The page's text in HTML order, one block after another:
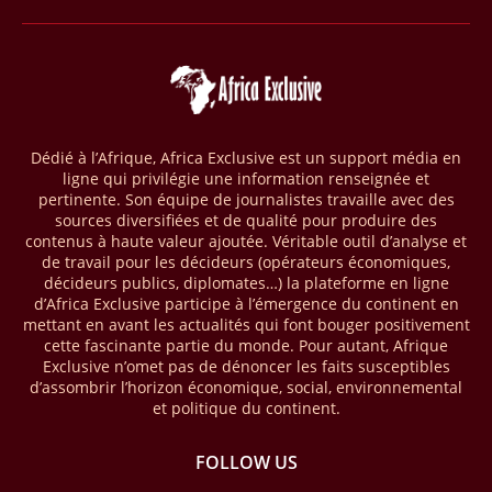
Selon le rapport publié par l’Association mondiale des opérateurs de
par les comptes de mobile money en Afrique au cours de l'année
2025, en hausse d'environ 27 % par rapport à 2024. Le rapport intitulé
« The State of the Industry Report on Mobile Money 2026 » précise
mobile money réalisées à l’échelle mondiale, qui s’est établie à 2091
milliards USD (+23 % par rapport à 2024). L’Afrique a également
enregistré environ 74 % du nombre de transactions de Mobile money
répertoriées l’an passé dans le monde, avec environ 92 milliards de
transactions (+16 % par rapport à 2024) sur un total de 125 milliards
dans le monde.
28/03/26 AFRIQUE - ECONOMIE CREATIVE
Une rapport publié dernièrement par le Boston Consulting Group, et
intitulé « Africa Unleashed: Empowering Women in Creative Industries
», dresse un état des lieux saisissant de l'économie créative africaine
à la fois dynamique et structurellement négligé. Ce secteur,
les contenus numériques, représente aujourd'hui environ 59 milliards
Dédié à l’Afrique, Africa Exclusive est un support média en
ligne qui privilégie une information renseignée et
pertinente. Son équipe de journalistes travaille avec des
sources diversifiées et de qualité pour produire des
contenus à haute valeur ajoutée. Véritable outil d’analyse et
de travail pour les décideurs (opérateurs économiques,
décideurs publics, diplomates…) la plateforme en ligne
d’Africa Exclusive participe à l’émergence du continent en
mettant en avant les actualités qui font bouger positivement
cette fascinante partie du monde. Pour autant, Afrique
Exclusive n’omet pas de dénoncer les faits susceptibles
d’assombrir l’horizon économique, social, environnemental
et politique du continent.
FOLLOW US